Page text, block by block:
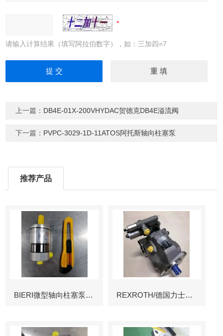
请输入计算结果（填写阿拉伯数字），如：三加四=7
上一篇： DB4E-01X-200VHYDAC贺德克DB4E溢流阀
下一篇： PVPC-3029-1D-11ATOS阿托斯轴向柱塞泵
推荐产品
BIERI微型轴向柱塞泵AKP REXROTH/德国力士乐叶片泵